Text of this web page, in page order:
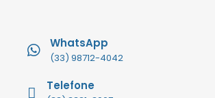
WhatsApp
(33) 98712-4042
Telefone